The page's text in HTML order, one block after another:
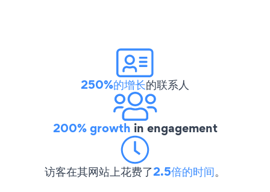
250%的增长的联系人
200% growth in engagement
访客在其网站上花费了2.5倍的时间。